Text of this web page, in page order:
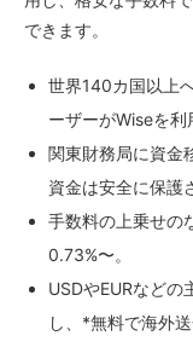
できます。
世界140カ国以上
ーザーがWiseを利
関東財務局に資金
資金は安全に保護
手数料の上乗せの
0.73%〜。
USDやEURなど
し、*無料で海外